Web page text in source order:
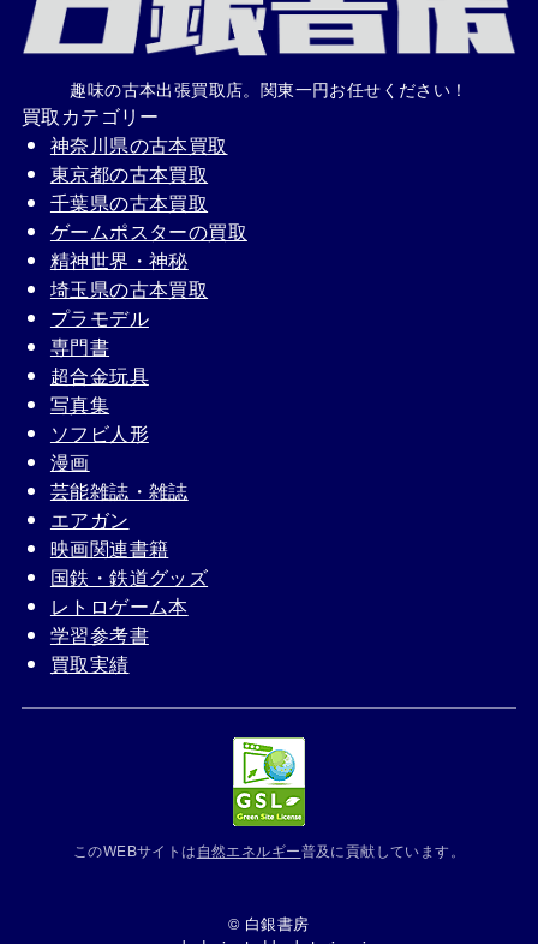
趣味の古本出張買取店。関東一円お任せください！
買取カテゴリー
神奈川県の古本買取
東京都の古本買取
千葉県の古本買取
ゲームポスターの買取
精神世界・神秘
埼玉県の古本買取
プラモデル
専門書
超合金玩具
写真集
ソフビ人形
漫画
芸能雑誌・雑誌
エアガン
映画関連書籍
国鉄・鉄道グッズ
レトロゲーム本
学習参考書
買取実績
このWEBサイトは自然エネルギー普及に貢献しています。
© 白銀書房